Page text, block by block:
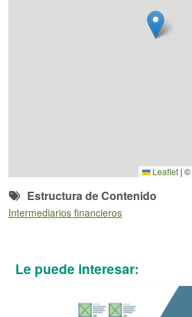
Leaflet | ©
Estructura de Contenido
Intermediarios financieros
Le puede interesar: